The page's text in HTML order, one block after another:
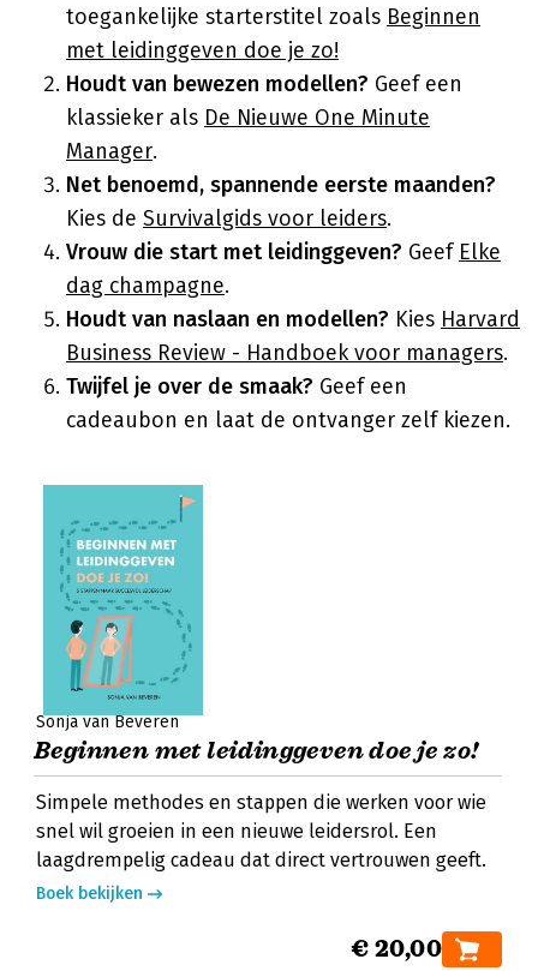
toegankelijke starterstitel zoals Beginnen
met leidinggeven doe je zo!
Houdt van bewezen modellen? Geef een
klassieker als De Nieuwe One Minute
Manager.
Net benoemd, spannende eerste maanden?
Kies de Survivalgids voor leiders.
Vrouw die start met leidinggeven? Geef Elke
dag champagne.
Houdt van naslaan en modellen? Kies Harvard
Business Review - Handboek voor managers.
Twijfel je over de smaak? Geef een
cadeaubon en laat de ontvanger zelf kiezen.
Sonja van Beveren
Beginnen met leidinggeven doe je zo!
Simpele methodes en stappen die werken voor wie
snel wil groeien in een nieuwe leidersrol. Een
laagdrempelig cadeau dat direct vertrouwen geeft.
Boek bekijken
€ 20,00